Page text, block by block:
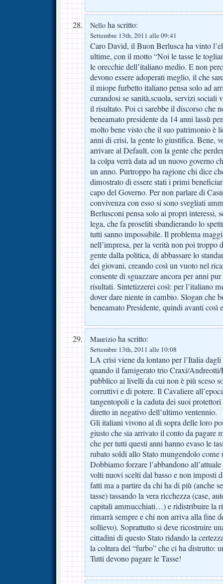
Nello ha scritto:
Settembre 13th, 2011 alle 09:41
Caro David, il Buon Berlusca ha vinto
ultime, con il motto “Noi le tasse le
le orecchie dell’italiano medio. E non
devono essere adoperati meglio, il che
il miope furbetto italiano pensa solo ad
curandosi se sanità,scuola, servizi sociali
il risultato. Poi ci sarebbe il discorso che
beneamato presidente da 14 anni lassù
molto bene visto che il suo patrimonio è
anni di crisi, la gente lo giustifica. Bene,
arrivare al Default, con la gente che
la colpa verrà data ad un nuovo governo
un anno. Purtroppo ha ragione chi dice
dimostrato di essere stati i primi
capo del Governo. Per non parlare di
convivenza con esso si sono svegliati
Berlusconi pensa solo ai propri interessi,
lega, che fa proseliti sbandierando lo
tutti sanno impossibile. Il problema
nell’impresa, per la verità non poi troppo
gente dalla politica, di abbassare lo
dei giovani, creando così un vuoto nel
consente di sguazzare ancora per anni
risultati. Sintetizzerei così: per l’italiano
dover dare niente in cambio. Slogan che
beneamato Presidente, quindi avanti così
Maurizio ha scritto:
Settembre 13th, 2011 alle 10:08
LA crisi viene da lontano per l’Italia dagli
quando il famigerato trio Craxi/
pubblico ai livelli da cui non è più sceso
corruttivi e di potere. Il Cavaliere
tangentopoli e la caduta dei suoi
diretto in negativo dell’ultimo ventennio.
Gli italiani vivono al di sopra delle loro
giusto che sia arrivato il conto da pagare
che per tutti questi anni hanno evaso le
rubato soldi allo Stato mungendolo
Dobbiamo forzare l’abbandono
volti nuovi scelti dal basso e non imposti
fatti ma a partire da chi ha di più (anche
tasse) tassando la vera ricchezza (case,
capitali ammucchiati…) e ridistribuire la
rimarrà sempre e chi non arriva alla fine
sollievo). Soprattutto si deve ricostruire
cittadini di questo Stato ridando la
la coltura del “furbo” che ci ha distrutto:
Tutti devono pagare le Tasse!